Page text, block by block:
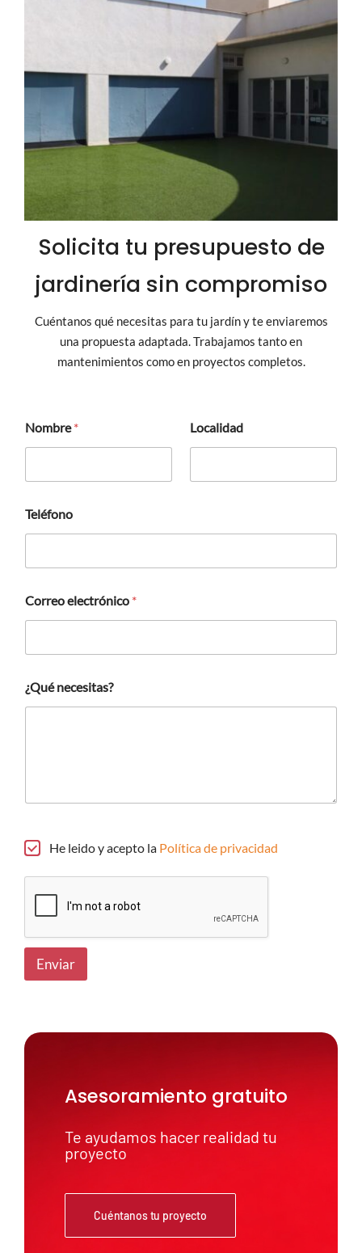
Solicita tu presupuesto de
jardinería sin compromiso
Cuéntanos qué necesitas para tu jardín y te enviaremos
una propuesta adaptada. Trabajamos tanto en
mantenimientos como en proyectos completos.
Nombre* Localidad
Teléfono
Correo electrónico *
Q
u
a
s
?
¿Qué necesitas?
He leido y acepto la Política de privacidad
Enviar
Asesoramiento gratuito
Te ayudamos hacer realidad tu
proyecto
Cuéntanos tu proyecto